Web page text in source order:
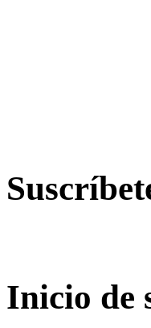
Inicio de